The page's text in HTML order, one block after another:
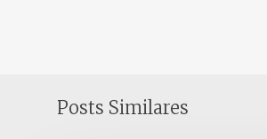
Posts Similares